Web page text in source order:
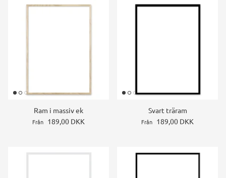
Ram i massiv ek
Från 189,00 DKK
Svart träram
Från 189,00 DKK